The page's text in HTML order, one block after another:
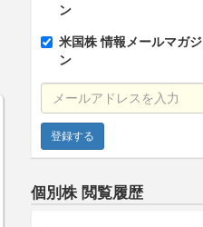
ン
米国株 情報メールマガジ
ン
メールアドレスを入力
個別株 閲覧履歴